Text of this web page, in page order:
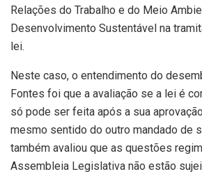
Relações do Trabalho e do Meio
Desenvolvimento Sustentável na
lei.
Neste caso, o entendimento do
Fontes foi que a avaliação se a lei é
só pode ser feita após a sua
mesmo sentido do outro mandado de
também avaliou que as questões
Assembleia Legislativa não estão